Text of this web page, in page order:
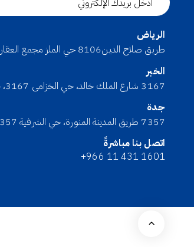
الرياض
طريق صلاح الدين8106 حي الملز مجمع العقارية البرج رقم 1 الدور الأول رقم المكتب2104
الخبر
3167 شارع الملك خالد، حي الخزامى 3167، حي الخزامى
جدة
7357 طريق المدينة المنورة، حي الشرفية 7357 المدينة المنورة، حي الشر
اتصل بنا مباشرةً
+966 11 431 1601